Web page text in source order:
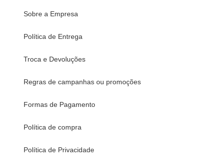
Sobre a Empresa
Política de Entrega
Troca e Devoluções
Regras de campanhas ou promoções
Formas de Pagamento
Política de compra
Política de Privacidade